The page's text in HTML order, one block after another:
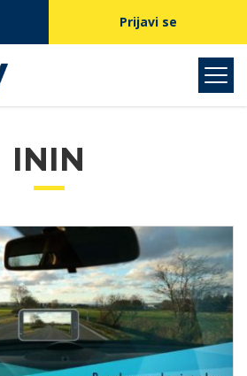
Prijavi se
ININ